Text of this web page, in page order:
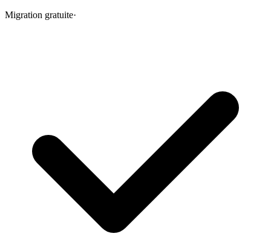
Migration gratuite·